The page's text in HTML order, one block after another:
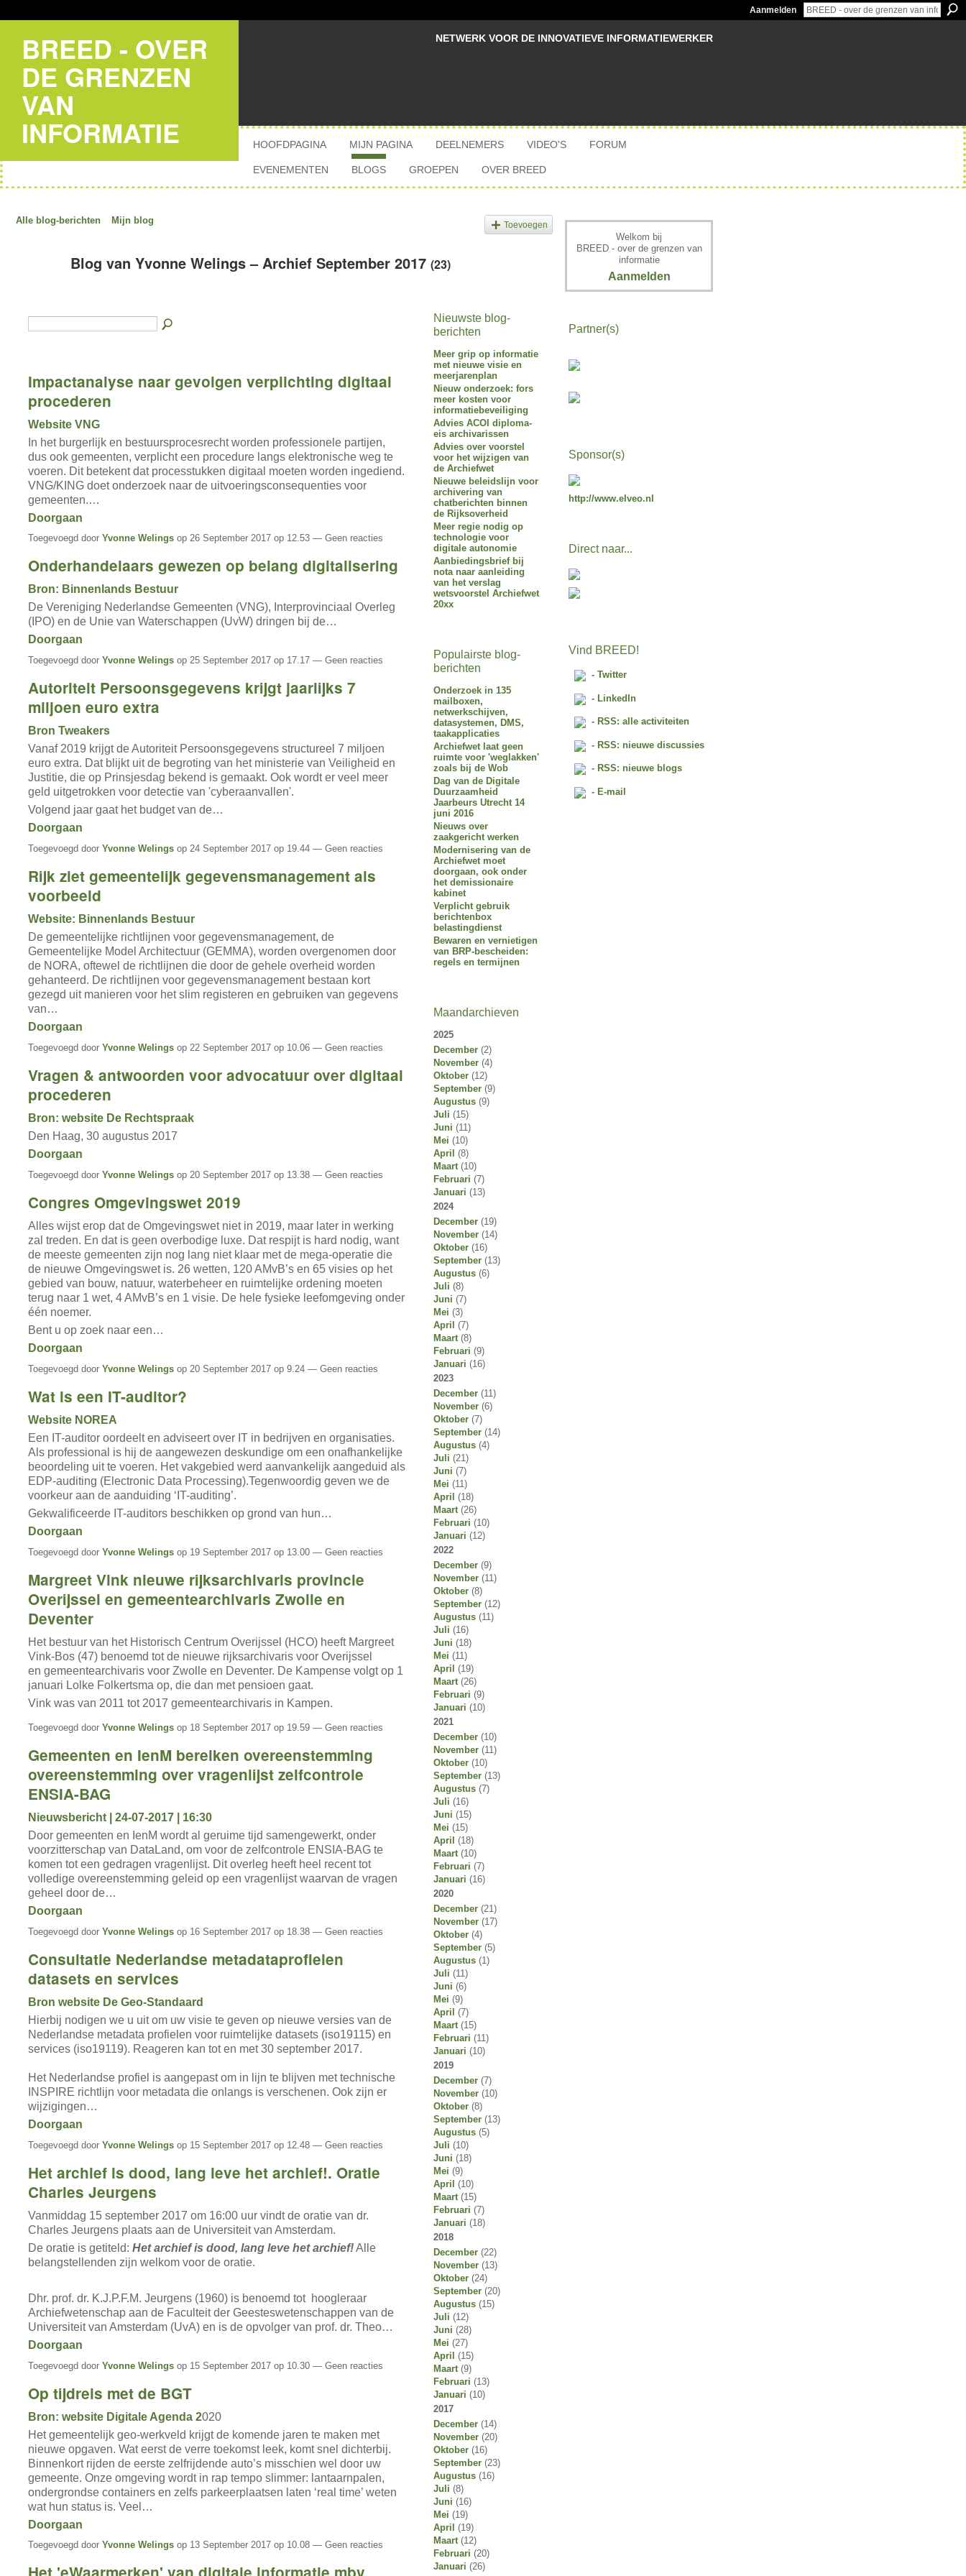
Aanmelden
BREED - OVER
DE GRENZEN
VAN
INFORMATIE
NETWERK VOOR DE INNOVATIEVE INFORMATIEWERKER
HOOFDPAGINA MIJN PAGINA DEELNEMERS VIDEO'S FORUM
EVENEMENTEN BLOGS GROEPEN OVER BREED
Alle blog-berichten Mijn blog Toevoegen
Blog van Yvonne Welings – Archief September 2017 (23)
Impactanalyse naar gevolgen verplichting digitaal
procederen
Website VNG
In het burgerlijk en bestuursprocesrecht worden professionele partijen,
dus ook gemeenten, verplicht een procedure langs elektronische weg te
voeren. Dit betekent dat processtukken digitaal moeten worden ingediend.
VNG/KING doet onderzoek naar de uitvoeringsconsequenties voor
gemeenten.…
Doorgaan
Toegevoegd door Yvonne Welings op 26 September 2017 op 12.53 — Geen reacties
Onderhandelaars gewezen op belang digitalisering
Bron: Binnenlands Bestuur
De Vereniging Nederlandse Gemeenten (VNG), Interprovinciaal Overleg
(IPO) en de Unie van Waterschappen (UvW) dringen bij de…
Doorgaan
Toegevoegd door Yvonne Welings op 25 September 2017 op 17.17 — Geen reacties
Autoriteit Persoonsgegevens krijgt jaarlijks 7
miljoen euro extra
Bron Tweakers
Vanaf 2019 krijgt de Autoriteit Persoonsgegevens structureel 7 miljoen
euro extra. Dat blijkt uit de begroting van het ministerie van Veiligheid en
Justitie, die op Prinsjesdag bekend is gemaakt. Ook wordt er veel meer
geld uitgetrokken voor detectie van 'cyberaanvallen'.
Volgend jaar gaat het budget van de…
Doorgaan
Toegevoegd door Yvonne Welings op 24 September 2017 op 19.44 — Geen reacties
Rijk ziet gemeentelijk gegevensmanagement als
voorbeeld
Website: Binnenlands Bestuur
De gemeentelijke richtlijnen voor gegevensmanagement, de
Gemeentelijke Model Architectuur (GEMMA), worden overgenomen door
de NORA, oftewel de richtlijnen die door de gehele overheid worden
gehanteerd. De richtlijnen voor gegevensmanagement bestaan kort
gezegd uit manieren voor het slim registeren en gebruiken van gegevens
van…
Doorgaan
Toegevoegd door Yvonne Welings op 22 September 2017 op 10.06 — Geen reacties
Vragen & antwoorden voor advocatuur over digitaal
procederen
Bron: website De Rechtspraak
Den Haag, 30 augustus 2017
Doorgaan
Toegevoegd door Yvonne Welings op 20 September 2017 op 13.38 — Geen reacties
Congres Omgevingswet 2019
Alles wijst erop dat de Omgevingswet niet in 2019, maar later in werking
zal treden. En dat is geen overbodige luxe. Dat respijt is hard nodig, want
de meeste gemeenten zijn nog lang niet klaar met de mega-operatie die
de nieuwe Omgevingswet is. 26 wetten, 120 AMvB’s en 65 visies op het
gebied van bouw, natuur, waterbeheer en ruimtelijke ordening moeten
terug naar 1 wet, 4 AMvB’s en 1 visie. De hele fysieke leefomgeving onder
één noemer.
Bent u op zoek naar een…
Doorgaan
Toegevoegd door Yvonne Welings op 20 September 2017 op 9.24 — Geen reacties
Wat is een IT-auditor?
Website NOREA
Een IT-auditor oordeelt en adviseert over IT in bedrijven en organisaties.
Als professional is hij de aangewezen deskundige om een onafhankelijke
beoordeling uit te voeren. Het vakgebied werd aanvankelijk aangeduid als
EDP-auditing (Electronic Data Processing).Tegenwoordig geven we de
voorkeur aan de aanduiding ‘IT-auditing’.
Gekwalificeerde IT-auditors beschikken op grond van hun…
Doorgaan
Toegevoegd door Yvonne Welings op 19 September 2017 op 13.00 — Geen reacties
Margreet Vink nieuwe rijksarchivaris provincie
Overijssel en gemeentearchivaris Zwolle en
Deventer
Het bestuur van het Historisch Centrum Overijssel (HCO) heeft Margreet
Vink-Bos (47) benoemd tot de nieuwe rijksarchivaris voor Overijssel
en gemeentearchivaris voor Zwolle en Deventer. De Kampense volgt op 1
januari Lolke Folkertsma op, die dan met pensioen gaat.
Vink was van 2011 tot 2017 gemeentearchivaris in Kampen.
Toegevoegd door Yvonne Welings op 18 September 2017 op 19.59 — Geen reacties
Gemeenten en IenM bereiken overeenstemming
overeenstemming over vragenlijst zelfcontrole
ENSIA-BAG
Nieuwsbericht | 24-07-2017 | 16:30
Door gemeenten en IenM wordt al geruime tijd samengewerkt, onder
voorzitterschap van DataLand, om voor de zelfcontrole ENSIA-BAG te
komen tot een gedragen vragenlijst. Dit overleg heeft heel recent tot
volledige overeenstemming geleid op een vragenlijst waarvan de vragen
geheel door de…
Doorgaan
Toegevoegd door Yvonne Welings op 16 September 2017 op 18.38 — Geen reacties
Consultatie Nederlandse metadataprofielen
datasets en services
Bron website De Geo-Standaard
Hierbij nodigen we u uit om uw visie te geven op nieuwe versies van de
Nederlandse metadata profielen voor ruimtelijke datasets (iso19115) en
services (iso19119). Reageren kan tot en met 30 september 2017.
Het Nederlandse profiel is aangepast om in lijn te blijven met technische
INSPIRE richtlijn voor metadata die onlangs is verschenen. Ook zijn er
wijzigingen…
Doorgaan
Toegevoegd door Yvonne Welings op 15 September 2017 op 12.48 — Geen reacties
Het archief is dood, lang leve het archief!. Oratie
Charles Jeurgens
Vanmiddag 15 september 2017 om 16:00 uur vindt de oratie van dr.
Charles Jeurgens plaats aan de Universiteit van Amsterdam.
De oratie is getiteld: Het archief is dood, lang leve het archief!Alle
belangstellenden zijn welkom voor de oratie.
Dhr. prof. dr. K.J.P.F.M. Jeurgens (1960) is benoemd tot hoogleraar
Archiefwetenschap aan de Faculteit der Geesteswetenschappen van de
Universiteit van Amsterdam (UvA) en is de opvolger van prof. dr. Theo…
Doorgaan
Toegevoegd door Yvonne Welings op 15 September 2017 op 10.30 — Geen reacties
Op tijdreis met de BGT
Bron: website Digitale Agenda 2020
Het gemeentelijk geo-werkveld krijgt de komende jaren te maken met
nieuwe opgaven. Wat eerst de verre toekomst leek, komt snel dichterbij.
Binnenkort rijden de eerste zelfrijdende auto’s misschien wel door uw
gemeente. Onze omgeving wordt in rap tempo slimmer: lantaarnpalen,
ondergrondse containers en zelfs parkeerplaatsen laten ‘real time’ weten
wat hun status is. Veel…
Doorgaan
Toegevoegd door Yvonne Welings op 13 September 2017 op 10.08 — Geen reacties
Nieuwste blog-
berichten
Meer grip op informatie
met nieuwe visie en
meerjarenplan
Nieuw onderzoek: fors
meer kosten voor
informatiebeveiliging
Advies ACOI diploma-
eis archivarissen
Advies over voorstel
voor het wijzigen van
de Archiefwet
Nieuwe beleidslijn voor
archivering van
chatberichten binnen
de Rijksoverheid
Meer regie nodig op
technologie voor
digitale autonomie
Aanbiedingsbrief bij
nota naar aanleiding
van het verslag
wetsvoorstel Archiefwet
20xx
Populairste blog-
berichten
Onderzoek in 135
mailboxen,
netwerkschijven,
datasystemen, DMS,
taakapplicaties
Archiefwet laat geen
ruimte voor 'weglakken'
zoals bij de Wob
Dag van de Digitale
Duurzaamheid
Jaarbeurs Utrecht 14
juni 2016
Nieuws over
zaakgericht werken
Modernisering van de
Archiefwet moet
doorgaan, ook onder
het demissionaire
kabinet
Verplicht gebruik
berichtenbox
belastingdienst
Bewaren en vernietigen
van BRP-bescheiden:
regels en termijnen
Maandarchieven
2025
December (2)
November (4)
Oktober (12)
September (9)
Augustus (9)
Juli (15)
Juni (11)
Mei (10)
April (8)
Maart(10)
Februari (7)
Januari (13)
2024
December (19)
November (14)
Oktober (16)
September (13)
Augustus (6)
Juli (8)
Juni (7)
Mei (3)
April (7)
Maart(8)
Februari (9)
Januari (16)
2023
December (11)
November (6)
Oktober (7)
September (14)
Augustus (4)
Juli (21)
Juni (7)
Mei (11)
April (18)
Maart(26)
Februari (10)
Januari (12)
2022
December (9)
November (11)
Oktober (8)
September (12)
Augustus (11)
Juli (16)
Juni (18)
Mei (11)
April (19)
Maart(26)
Februari (9)
Januari (10)
2021
December (10)
November (11)
Oktober (10)
September (13)
Augustus (7)
Juli (16)
Juni (15)
Mei (15)
April (18)
Maart(10)
Februari (7)
Januari (16)
2020
December (21)
November (17)
Oktober (4)
September (5)
Augustus (1)
Juli (11)
Juni (6)
Mei (9)
April (7)
Maart(15)
Februari (11)
Januari (10)
2019
December (7)
November (10)
Oktober (8)
September (13)
Augustus (5)
Juli (10)
Juni (18)
Mei (9)
April (10)
Maart(15)
Februari (7)
Januari (18)
2018
December (22)
November (13)
Oktober (24)
September (20)
Augustus (15)
Juli (12)
Juni (28)
Mei (27)
April (15)
Maart(9)
Februari (13)
Januari (10)
2017
December (14)
November (20)
Oktober (16)
September (23)
Augustus (16)
Juli (8)
Juni (16)
Mei (19)
April (19)
Maart(12)
Februari (20)
Januari (26)
Welkom bij
BREED - over de grenzen van
informatie
Aanmelden
Partner(s)
Sponsor(s)
http://www.elveo.nl
Direct naar...
Vind BREED!
- Twitter
- LinkedIn
- RSS: alle activiteiten
- RSS: nieuwe discussies
- RSS: nieuwe blogs
- E-mail